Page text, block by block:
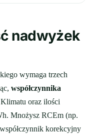
nadwyżek
wymaga trzech
współczynnika
oraz ilości
Mnożysz RCEm (np.
korekcyjny